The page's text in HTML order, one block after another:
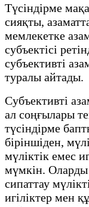
Түсіндірме
сияқты,
мемлекетке
субъектісі
субъективті
туралы айтады.
Субъективті
ал соңғылары
түсіндірме
біріншіден,
мүліктік емес
мүмкін. Оларды
сипаттау
игіліктер мен